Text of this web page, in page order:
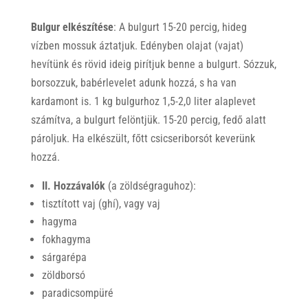
Bulgur elkészítése: A bulgurt 15-20 percig, hideg
vízben mossuk áztatjuk. Edényben olajat (vajat)
hevítünk és rövid ideig pirítjuk benne a bulgurt. Sózzuk,
borsozzuk, babérlevelet adunk hozzá, s ha van
kardamont is. 1 kg bulgurhoz 1,5-2,0 liter alaplevet
számítva, a bulgurt felöntjük. 15-20 percig, fedő alatt
pároljuk. Ha elkészült, főtt csicseriborsót keverünk
hozzá.
II. Hozzávalók(a zöldségraguhoz):
tisztított vaj (ghí), vagy vaj
hagyma
fokhagyma
sárgarépa
zöldborsó
paradicsompüré